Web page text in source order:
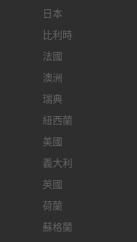
日本
比利時
法國
澳洲
瑞典
紐西蘭
美國
義大利
英國
荷蘭
蘇格蘭